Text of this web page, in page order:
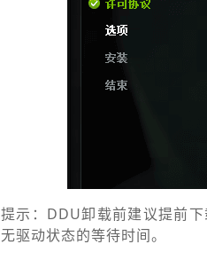
提示：DDU卸载前建议提前
无驱动状态的等待时间。